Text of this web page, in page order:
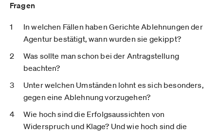
Fragen
In welchen Fällen haben Gerichte Ablehnungen der
Agentur bestätigt, wann wurden sie gekippt?
Was sollte man schon bei der Antragstellung
beachten?
Unter welchen Umständen lohnt es sich besonders,
gegen eine Ablehnung vorzugehen?
Wie hoch sind die Erfolgsaussichten von
Widerspruch und Klage? Und wie hoch sind die